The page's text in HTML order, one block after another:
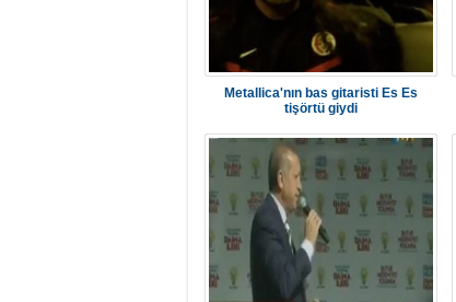
Metallica'nın bas gitaristi Es Es
tişörtü giydi